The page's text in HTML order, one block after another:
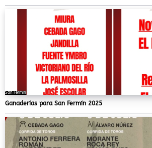
San Fermín
Ganaderías para San Fermín 2025